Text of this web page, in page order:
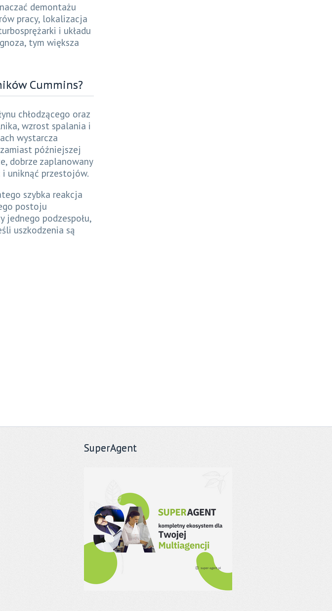
demontażu
pracy, lokalizacja
i układu
tym większa
Cummins?
chłodzącego oraz
wzrost spalania i
wystarcza
późniejszej
dobrze zaplanowany
uniknąć przestojów.
szybka reakcja
postoju
jednego podzespołu,
uszkodzenia są
SuperAgent